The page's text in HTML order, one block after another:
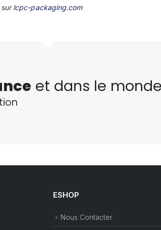
lcpc-packaging.com
et dans le
ESHOP
Nous Contacter